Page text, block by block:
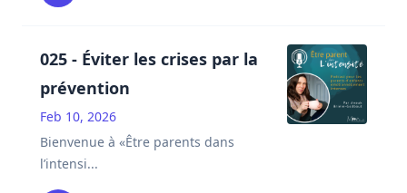
025 - Éviter les crises par la
prévention
Feb 10, 2026
Bienvenue à «Être parents dans
l’intensi...